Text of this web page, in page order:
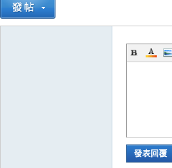
發表回覆